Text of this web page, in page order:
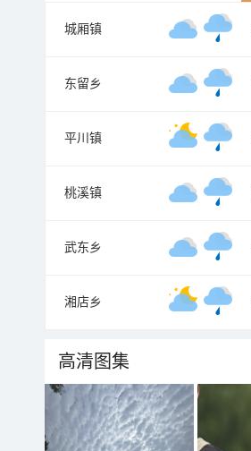
城厢镇
东留乡
平川镇
桃溪镇
武东乡
湘店乡
高清图集